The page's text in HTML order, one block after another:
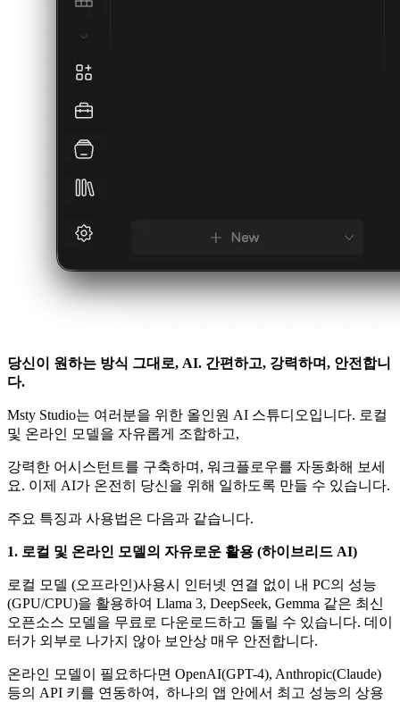
당신이 원하는 방식 그대로, AI. 간편하고, 강력하며, 안전합니
다.
Msty Studio는 여러분을 위한 올인원 AI 스튜디오입니다. 로컬
및 온라인 모델을 자유롭게 조합하고,
강력한 어시스턴트를 구축하며, 워크플로우를 자동화해 보세
요. 이제 AI가 온전히 당신을 위해 일하도록 만들 수 있습니다.
주요 특징과 사용법은 다음과 같습니다.
1. 로컬 및 온라인 모델의 자유로운 활용 (하이브리드 AI)
로컬 모델 (오프라인)사용시 인터넷 연결 없이 내 PC의 성능
(GPU/CPU)을 활용하여 Llama 3, DeepSeek, Gemma 같은 최신
오픈소스 모델을 무료로 다운로드하고 돌릴 수 있습니다. 데이
터가 외부로 나가지 않아 보안상 매우 안전합니다.
온라인 모델이 필요하다면 OpenAI(GPT-4), Anthropic(Claude)
등의 API 키를 연동하여, 하나의 앱 안에서 최고 성능의 상용